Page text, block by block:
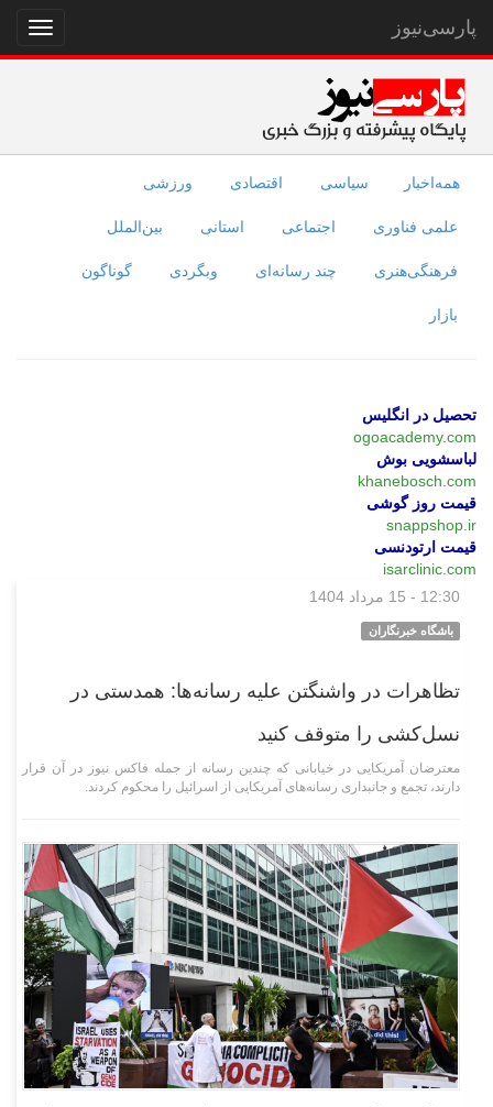
نمایش
منو
پارسی‌نیوز
همه‌اخبار سیاسی اقتصادی ورزشی
علمی فناوری اجتماعی استانی بین‌الملل
فرهنگی‌هنری چند رسانه‌ای وبگردی گوناگون
بازار
تحصیل در انگلیس
ogoacademy.com
لباسشویی بوش
khanebosch.com
قیمت روز گوشی
snappshop.ir
قیمت ارتودنسی
isarclinic.com
12:30 - 15 مرداد 1404
باشگاه خبرنگاران
تظاهرات در واشنگتن علیه رسانه‌ها: همدستی در
نسل‌کشی را متوقف کنید
معترضان آمریکایی در خیابانی که چندین رسانه از جمله فاکس نیوز در آن قرار
دارند، تجمع و جانبداری رسانه‌های آمریکایی از اسرائیل را محکوم کردند.